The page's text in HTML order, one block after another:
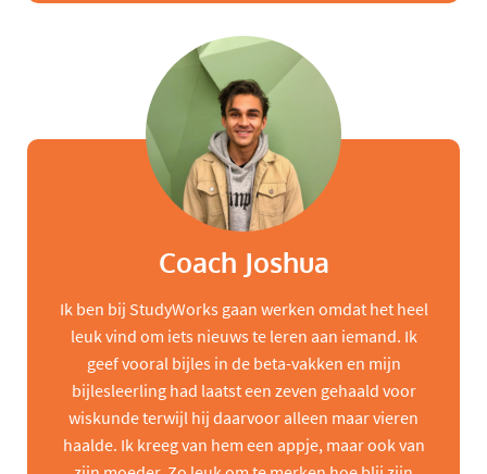
Coach Joshua
Ik ben bij StudyWorks gaan werken omdat het heel
leuk vind om iets nieuws te leren aan iemand. Ik
geef vooral bijles in de beta-vakken en mijn
bijlesleerling had laatst een zeven gehaald voor
wiskunde terwijl hij daarvoor alleen maar vieren
haalde. Ik kreeg van hem een appje, maar ook van